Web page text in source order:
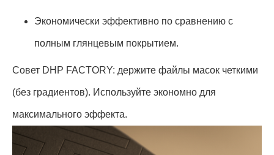
Экономически эффективно по сравнению с
полным глянцевым покрытием.
Совет DHP FACTORY: держите файлы масок четкими
(без градиентов). Используйте экономно для
максимального эффекта.